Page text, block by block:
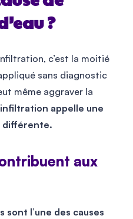
?
c’est la moitié
sans diagnostic
même aggraver la
appelle une
différente.
aux
sont l’une des causes